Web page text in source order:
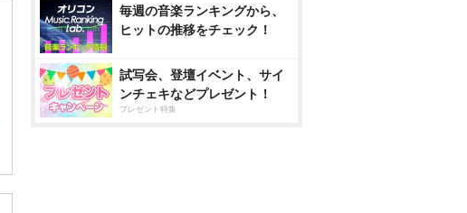
毎週の音楽ランキングから、
ヒットの推移をチェック！
試写会、登壇イベント、サイ
ンチェキなどプレゼント！
プレゼント特集